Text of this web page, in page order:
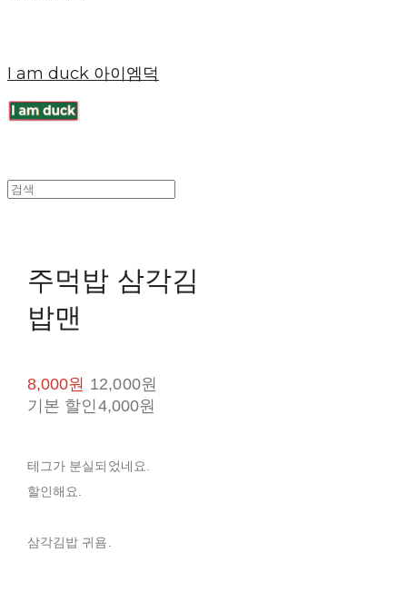
I am duck 아이엠덕
주먹밥 삼각김
밥맨
8,000원 12,000원
기본 할인 4,000원
테그가 분실되었네요.
할인해요.
삼각김밥 귀욤.